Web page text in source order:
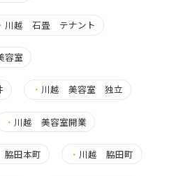
・ 川越 石畳 テナント
室
・ 川越 美容室 独立
・ 川越 美容室開業
田本町 ・ 川越 脇田町